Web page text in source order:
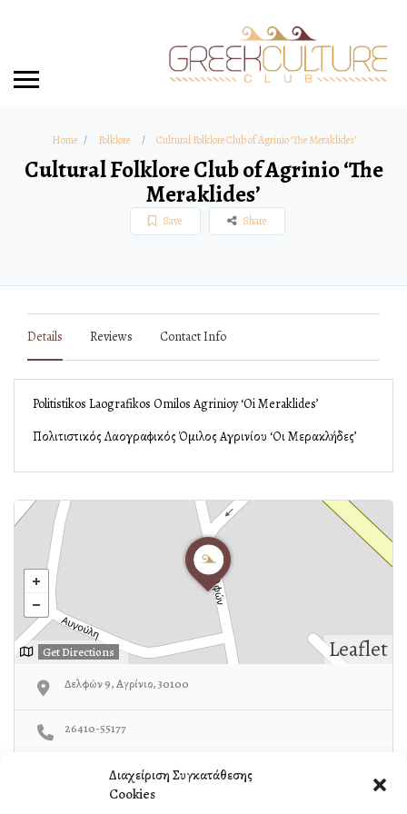
Διαχείριση Συγκατάθεσης
Cookies
Home Folklore Cultural Folklore Club of Agrinio ‘The Meraklides’
Cultural Folklore Club of Agrinio ‘The
Meraklides’
Save Share
Details Reviews Contact Info
Politistikos Laografikos Omilos Agrinioy ‘Oi Meraklides’
Πολιτιστικός Λαογραφικός Όμιλος Αγρινίου ‘Οι Μερακλήδες’
Leaflet
Get Directions
Δελφών 9, Αγρίνιο, 30100
26410-55177
http://www.meraklides.gr/